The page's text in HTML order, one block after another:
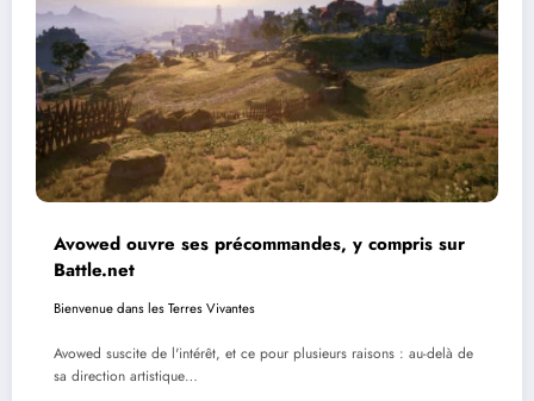
Avowed ouvre ses précommandes, y compris sur
Battle.net
Bienvenue dans les Terres Vivantes
Avowed suscite de l'intérêt, et ce pour plusieurs raisons : au-delà de
sa direction artistique…